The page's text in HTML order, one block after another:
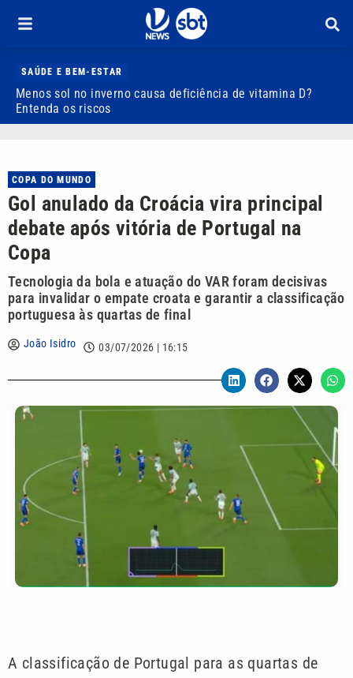
SAÚDE E BEM-ESTAR
Menos sol no inverno causa deficiência de vitamina D?
Entenda os riscos
COPA DO MUNDO
Gol anulado da Croácia vira principal
debate após vitória de Portugal na
Copa
Tecnologia da bola e atuação do VAR foram decisivas
para invalidar o empate croata e garantir a classificação
portuguesa às quartas de final
João Isidro 03/07/2026 | 16:15
A classificação de Portugal para as quartas de